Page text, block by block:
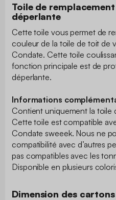
Toile de
déperlante
Cette toile vous permet de
couleur de la toile de toit de
Condate. Cette toile
fonction principale est de
déperlante.
Informations
Contient uniquement la toile
Cette toile est compatible
Condate sweeek. Nous ne
compatibilité avec d’autres
pas compatibles avec les
Disponible en plusieurs
Dimension des cartons